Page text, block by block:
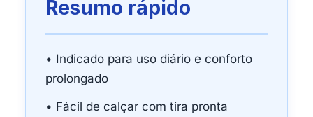
Resumo rápido
• Indicado para uso diário e conforto
prolongado
• Fácil de calçar com tira pronta